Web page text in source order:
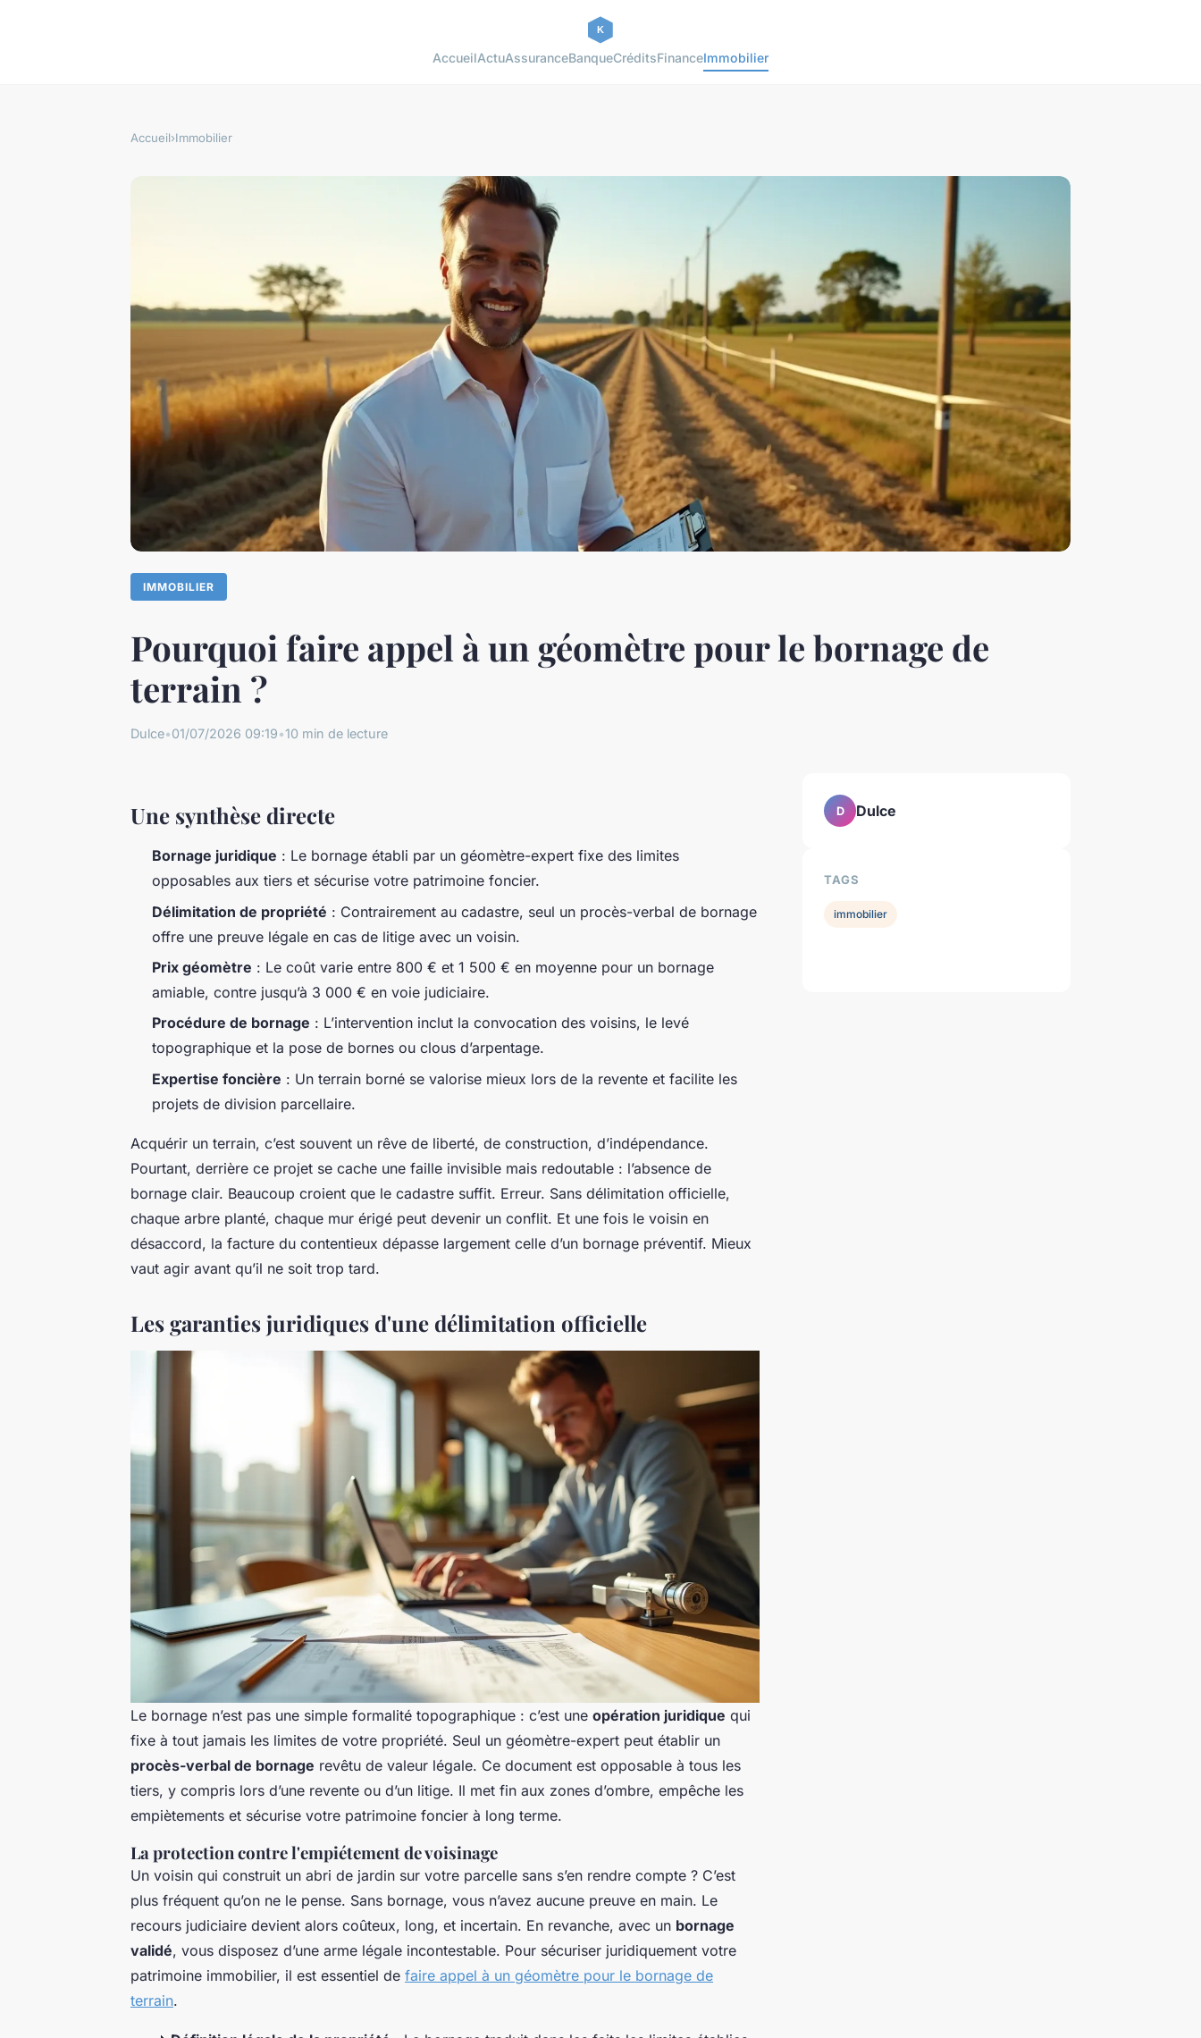
AccueilActuAssuranceBanqueCréditsFinanceImmobilier
Accueil›Immobilier
IMMOBILIER
Pourquoi faire appel à un géomètre pour le bornage de
terrain ?
Dulce•01/07/2026 09:19•10 min de lecture
Une synthèse directe
Bornage juridique : Le bornage établi par un géomètre-expert fixe des limites
opposables aux tiers et sécurise votre patrimoine foncier.
Délimitation de propriété : Contrairement au cadastre, seul un procès-verbal de bornage
offre une preuve légale en cas de litige avec un voisin.
Prix géomètre : Le coût varie entre 800 € et 1 500 € en moyenne pour un bornage
amiable, contre jusqu’à 3 000 € en voie judiciaire.
Procédure de bornage : L’intervention inclut la convocation des voisins, le levé
topographique et la pose de bornes ou clous d’arpentage.
Expertise foncière : Un terrain borné se valorise mieux lors de la revente et facilite les
projets de division parcellaire.
Acquérir un terrain, c’est souvent un rêve de liberté, de construction, d’indépendance.
Pourtant, derrière ce projet se cache une faille invisible mais redoutable : l’absence de
bornage clair. Beaucoup croient que le cadastre suffit. Erreur. Sans délimitation officielle,
chaque arbre planté, chaque mur érigé peut devenir un conflit. Et une fois le voisin en
désaccord, la facture du contentieux dépasse largement celle d’un bornage préventif. Mieux
vaut agir avant qu’il ne soit trop tard.
Les garanties juridiques d'une délimitation officielle
Le bornage n’est pas une simple formalité topographique : c’est une opération juridique qui
fixe à tout jamais les limites de votre propriété. Seul un géomètre-expert peut établir un
procès-verbal de bornage revêtu de valeur légale. Ce document est opposable à tous les
tiers, y compris lors d’une revente ou d’un litige. Il met fin aux zones d’ombre, empêche les
empiètements et sécurise votre patrimoine foncier à long terme.
La protection contre l'empiétement de voisinage
Un voisin qui construit un abri de jardin sur votre parcelle sans s’en rendre compte ? C’est
plus fréquent qu’on ne le pense. Sans bornage, vous n’avez aucune preuve en main. Le
recours judiciaire devient alors coûteux, long, et incertain. En revanche, avec un bornage
validé, vous disposez d’une arme légale incontestable. Pour sécuriser juridiquement votre
patrimoine immobilier, il est essentiel de faire appel à un géomètre pour le bornage de
terrain.
D Dulce
TAGS
immobilier